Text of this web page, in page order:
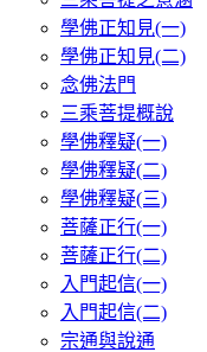
學佛正知見(一)
學佛正知見(二)
念佛法門
三乘菩提概說
學佛釋疑(一)
學佛釋疑(二)
學佛釋疑(三)
菩薩正行(一)
菩薩正行(二)
入門起信(一)
入門起信(二)
宗通與說通